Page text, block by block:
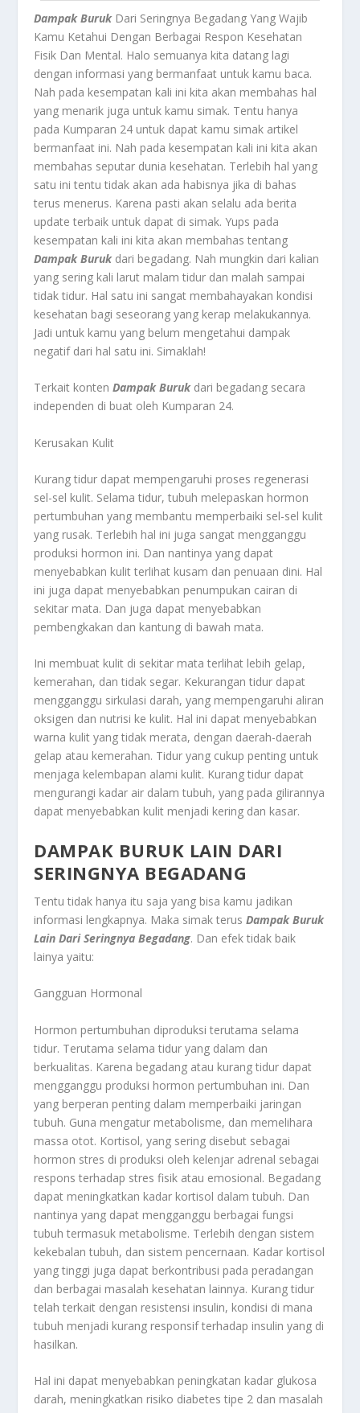
Dampak Buruk Dari Seringnya Begadang Yang Wajib
Kamu Ketahui Dengan Berbagai Respon Kesehatan
Fisik Dan Mental. Halo semuanya kita datang lagi
dengan informasi yang bermanfaat untuk kamu baca.
Nah pada kesempatan kali ini kita akan membahas hal
yang menarik juga untuk kamu simak. Tentu hanya
pada Kumparan 24 untuk dapat kamu simak artikel
bermanfaat ini. Nah pada kesempatan kali ini kita akan
membahas seputar dunia kesehatan. Terlebih hal yang
satu ini tentu tidak akan ada habisnya jika di bahas
terus menerus. Karena pasti akan selalu ada berita
update terbaik untuk dapat di simak. Yups pada
kesempatan kali ini kita akan membahas tentang
Dampak Burukdari begadang. Nah mungkin dari kalian
yang sering kali larut malam tidur dan malah sampai
tidak tidur. Hal satu ini sangat membahayakan kondisi
kesehatan bagi seseorang yang kerap melakukannya.
Jadi untuk kamu yang belum mengetahui dampak
negatif dari hal satu ini. Simaklah!
Terkait kontenDampak Burukdari begadang secara
independen di buat oleh Kumparan 24.
Kerusakan Kulit
Kurang tidur dapat mempengaruhi proses regenerasi
sel-sel kulit. Selama tidur, tubuh melepaskan hormon
pertumbuhan yang membantu memperbaiki sel-sel kulit
yang rusak. Terlebih hal ini juga sangat mengganggu
produksi hormon ini. Dan nantinya yang dapat
menyebabkan kulit terlihat kusam dan penuaan dini. Hal
ini juga dapat menyebabkan penumpukan cairan di
sekitar mata. Dan juga dapat menyebabkan
pembengkakan dan kantung di bawah mata.
Ini membuat kulit di sekitar mata terlihat lebih gelap,
kemerahan, dan tidak segar. Kekurangan tidur dapat
mengganggu sirkulasi darah, yang mempengaruhi aliran
oksigen dan nutrisi ke kulit. Hal ini dapat menyebabkan
warna kulit yang tidak merata, dengan daerah-daerah
gelap atau kemerahan. Tidur yang cukup penting untuk
menjaga kelembapan alami kulit. Kurang tidur dapat
mengurangi kadar air dalam tubuh, yang pada gilirannya
dapat menyebabkan kulit menjadi kering dan kasar.
DAMPAK BURUK LAIN DARI
SERINGNYA BEGADANG
Tentu tidak hanya itu saja yang bisa kamu jadikan
informasi lengkapnya. Maka simak terusDampak Buruk
Lain Dari Seringnya Begadang. Dan efek tidak baik
lainya yaitu:
Gangguan Hormonal
Hormon pertumbuhan diproduksi terutama selama
tidur. Terutama selama tidur yang dalam dan
berkualitas. Karena begadang atau kurang tidur dapat
mengganggu produksi hormon pertumbuhan ini. Dan
yang berperan penting dalam memperbaiki jaringan
tubuh. Guna mengatur metabolisme, dan memelihara
massa otot. Kortisol, yang sering disebut sebagai
hormon stres di produksi oleh kelenjar adrenal sebagai
respons terhadap stres fisik atau emosional. Begadang
dapat meningkatkan kadar kortisol dalam tubuh. Dan
nantinya yang dapat mengganggu berbagai fungsi
tubuh termasuk metabolisme. Terlebih dengan sistem
kekebalan tubuh, dan sistem pencernaan. Kadar kortisol
yang tinggi juga dapat berkontribusi pada peradangan
dan berbagai masalah kesehatan lainnya. Kurang tidur
telah terkait dengan resistensi insulin, kondisi di mana
tubuh menjadi kurang responsif terhadap insulin yang di
hasilkan.
Hal ini dapat menyebabkan peningkatan kadar glukosa
darah, meningkatkan risiko diabetes tipe 2 dan masalah